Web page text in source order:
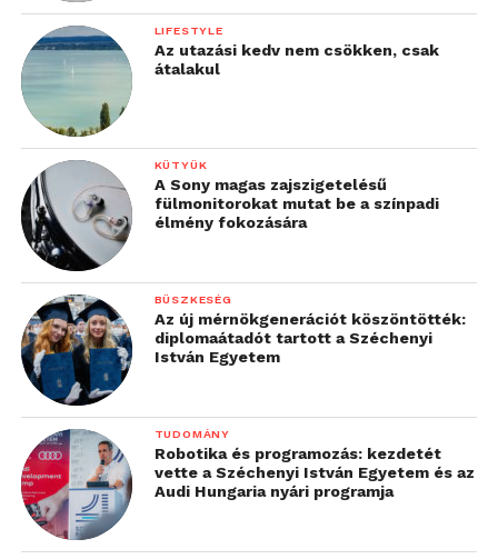
LIFESTYLE
Az utazási kedv nem csökken, csak
átalakul
KÜTYÜK
A Sony magas zajszigetelésű
fülmonitorokat mutat be a színpadi
élmény fokozására
BÜSZKESÉG
Az új mérnökgenerációt köszöntötték:
diplomaátadót tartott a Széchenyi
István Egyetem
TUDOMÁNY
Robotika és programozás: kezdetét
vette a Széchenyi István Egyetem és az
Audi Hungaria nyári programja